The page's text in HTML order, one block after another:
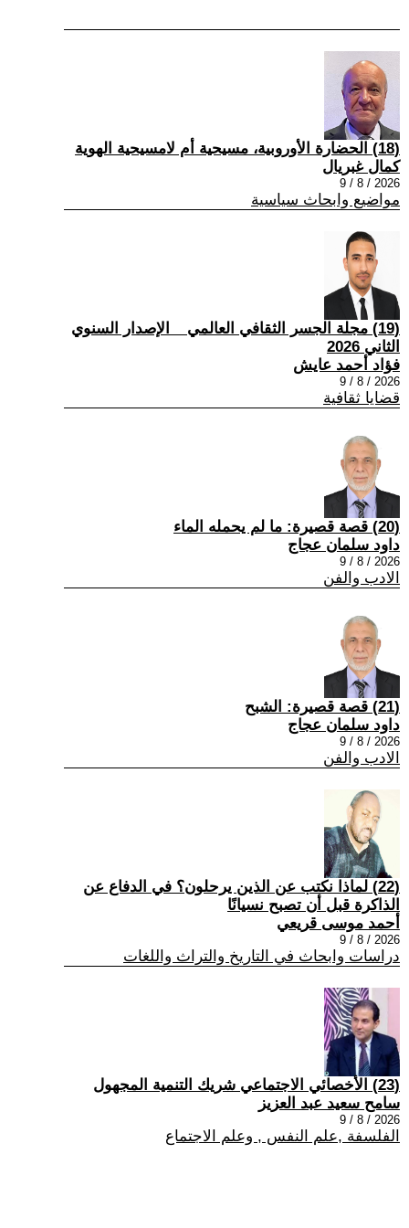
(18) الحضارة الأوروبية، مسيحية أم لامسيحية الهوية
كمال غبريال
2026 / 8 / 9
مواضيع وابحاث سياسية
(19) مجلة الجسر الثقافي العالمي _ الإصدار السنوي
الثاني 2026
فؤاد أحمد عايش
2026 / 8 / 9
قضايا ثقافية
(20) قصة قصيرة: ما لم يحمله الماء
داود سلمان عجاج
2026 / 8 / 9
الادب والفن
(21) قصة قصيرة: الشبح
داود سلمان عجاج
2026 / 8 / 9
الادب والفن
(22) لماذا نكتب عن الذين يرحلون؟ في الدفاع عن
الذاكرة قبل أن تصبح نسيانًا
أحمد موسى قريعي
2026 / 8 / 9
دراسات وابحاث في التاريخ والتراث واللغات
(23) الأخصائي الاجتماعي شريك التنمية المجهول
سامح سعيد عبد العزيز
2026 / 8 / 9
الفلسفة ,علم النفس , وعلم الاجتماع